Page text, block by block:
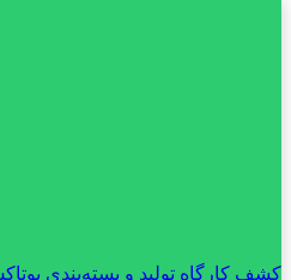
کشف کارگاه تولید و بسته‌بندی